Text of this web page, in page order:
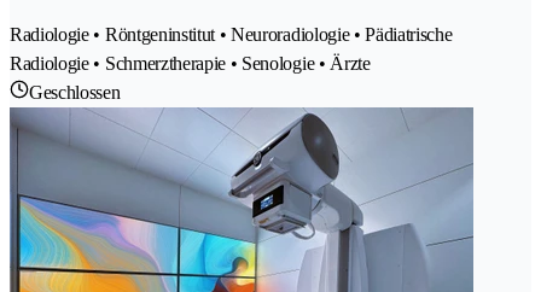
Radiologie • Röntgeninstitut • Neuroradiologie • Pädiatrische
Radiologie • Schmerztherapie • Senologie • Ärzte
Geschlossen